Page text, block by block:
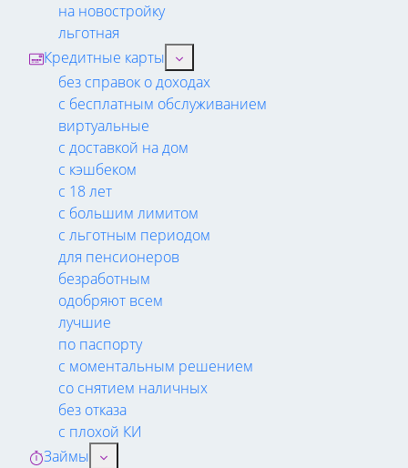
на новостройку
льготная
Кредитные карты
без справок о доходах
с бесплатным обслуживанием
виртуальные
с доставкой на дом
с кэшбеком
с 18 лет
с большим лимитом
с льготным периодом
для пенсионеров
безработным
одобряют всем
лучшие
по паспорту
с моментальным решением
со снятием наличных
без отказа
с плохой КИ
Займы